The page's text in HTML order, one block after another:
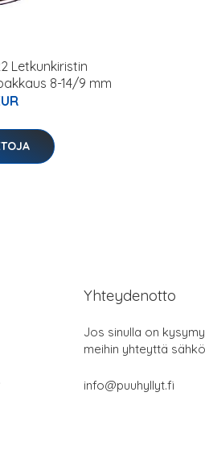
Letkunkiristin
8-14/9 mm
Yhteydenotto
Jos sinulla on
meihin yhteyttä
info@puuhyllyt.fi